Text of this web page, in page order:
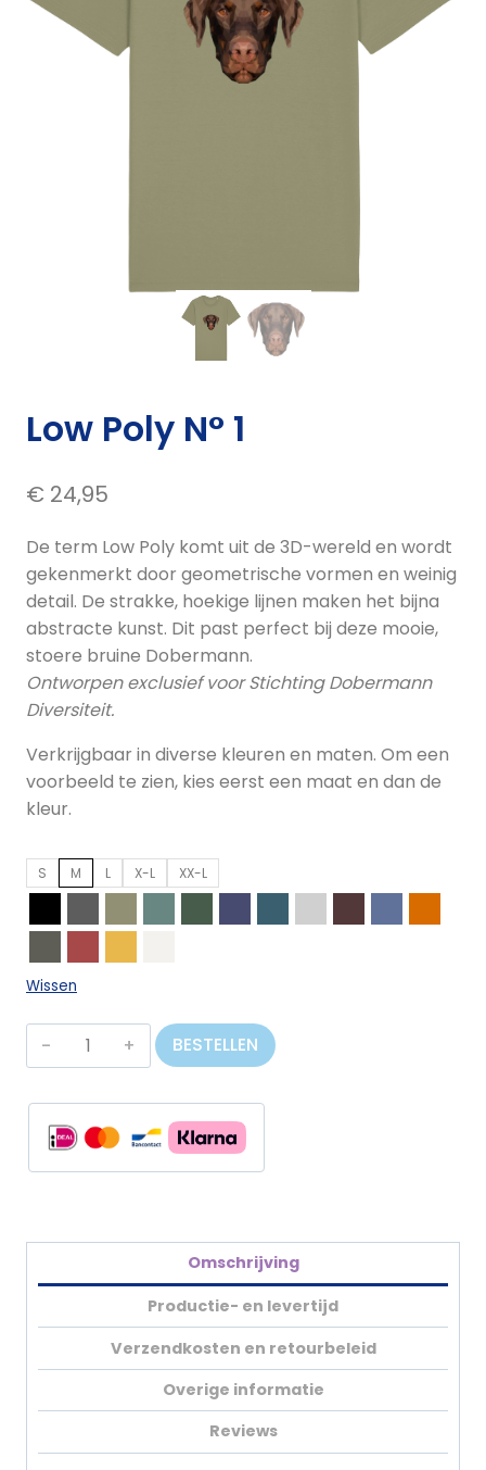
Low Poly N° 1
€ 24,95
De term Low Poly komt uit de 3D-wereld en wordt
gekenmerkt door geometrische vormen en weinig
detail. De strakke, hoekige lijnen maken het bijna
abstracte kunst. Dit past perfect bij deze mooie,
stoere bruine Dobermann.
Ontworpen exclusief voor Stichting Dobermann
Diversiteit.
Verkrijgbaar in diverse kleuren en maten. Om een
voorbeeld te zien, kies eerst een maat en dan de
kleur.
S M L X-L XX-L
Wissen
Low
Poly
1
aantal
BESTELLEN
Omschrijving
Productie- en levertijd
Verzendkosten en retourbeleid
Overige informatie
Reviews